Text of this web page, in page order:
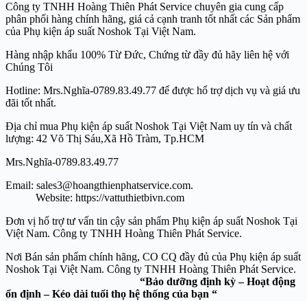
Công ty TNHH Hoàng Thiên Phát Service chuyên gia cung cấp
phân phối hàng chính hãng, giá cả cạnh tranh tốt nhất các Sản phẩm
của Phụ kiện áp suất Noshok Tại Việt Nam.
Hàng nhập khẩu 100% Từ Đức, Chứng từ đầy đủ hãy liên hệ với
Chúng Tôi
Hotline: Mrs.Nghĩa-0789.83.49.77 để được hổ trợ dịch vụ và giá ưu
đãi tốt nhất.
Địa chỉ mua Phụ kiện áp suất Noshok Tại Việt Nam uy tín và chất
lượng: 42 Võ Thị Sáu,Xã Hồ Tràm, Tp.HCM
Mrs.Nghĩa-0789.83.49.77
Email: sales3@hoangthienphatservice.com.
Website: https://vattuthietbivn.com
Đơn vị hổ trợ tư vấn tin cậy sản phẩm Phụ kiện áp suất Noshok Tại
Việt Nam. Công ty TNHH Hoàng Thiên Phát Service.
Nơi Bán sản phẩm chính hãng, CO CQ đầy đủ của Phụ kiện áp suất
Noshok Tại Việt Nam. Công ty TNHH Hoàng Thiên Phát Service.
“Bảo dưỡng định kỳ – Hoạt động
ổn định – Kéo dài tuổi thọ hệ thống của bạn “